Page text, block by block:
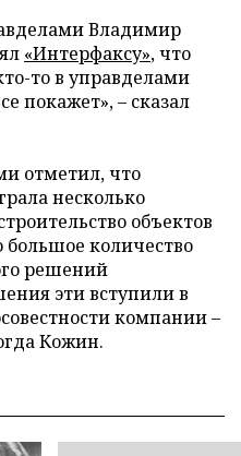
Владимир
«Интерфаксу», что
то в управделами
покажет», – сказал
отметил, что
несколько
объектов
количество
решений
эти вступили в
компании –
Кожин.